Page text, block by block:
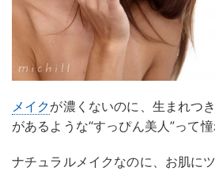
メイクが濃くないのに、生まれつ
があるような“すっぴん美人”って憧
ナチュラルメイクなのに、お肌に